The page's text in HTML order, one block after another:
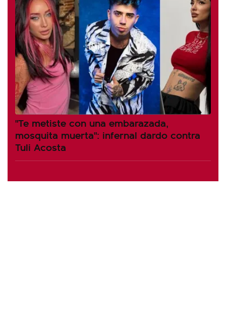
"Te metiste con una embarazada,
mosquita muerta": infernal dardo contra
Tuli Acosta